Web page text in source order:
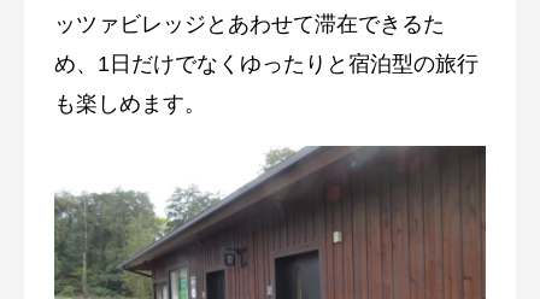
ッツァビレッジとあわせて滞在できるた
め、1日だけでなくゆったりと宿泊型の旅行
も楽しめます。